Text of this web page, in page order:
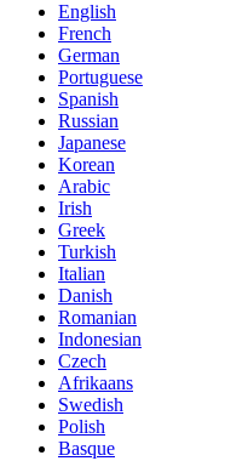
English
French
German
Portuguese
Spanish
Russian
Japanese
Korean
Arabic
Irish
Greek
Turkish
Italian
Danish
Romanian
Indonesian
Czech
Afrikaans
Swedish
Polish
Basque